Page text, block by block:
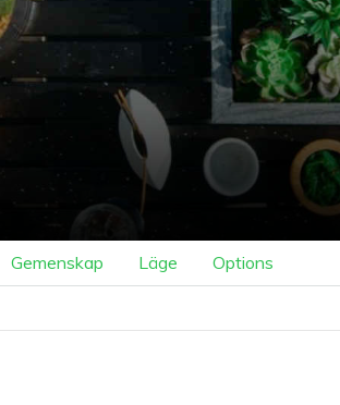
Gemenskap Läge Options